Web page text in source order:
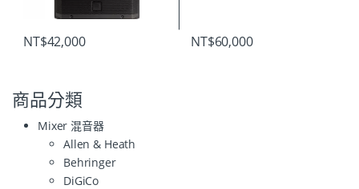
NT$42,000 NT$60,000
商品分類
Mixer 混音器
Allen & Heath
Behringer
DiGiCo